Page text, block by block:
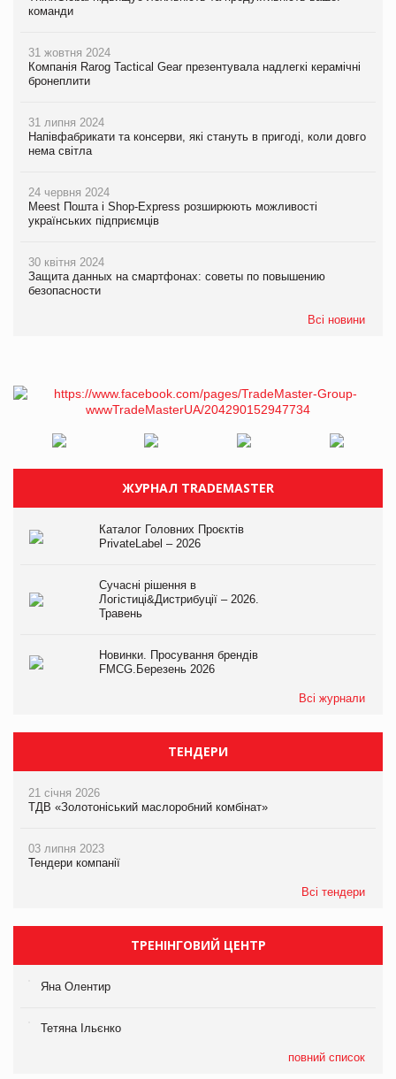
команди
31 жовтня 2024
Компанія Rarog Tactical Gear презентувала надлегкі керамічні
бронеплити
31 липня 2024
Напівфабрикати та консерви, які стануть в пригоді, коли довго
нема світла
24 червня 2024
Meest Пошта і Shop-Express розширюють можливості
українських підприємців
30 квітня 2024
Защита данных на смартфонах: советы по повышению
безопасности
Всі новини
ЖУРНАЛ TRADEMASTER
Каталог Головних Проєктів
PrivateLabel – 2026
Сучасні рішення в
Логістиці&Дистрибуції – 2026.
Травень
Новинки. Просування брендів
FMCG.Березень 2026
Всі журнали
ТЕНДЕРИ
21 січня 2026
ТДВ «Золотоніський маслоробний комбінат»
03 липня 2023
Тендери компанії
Всі тендери
ТРЕНІНГОВИЙ ЦЕНТР
Яна Олентир
Тетяна Ільєнко
повний список